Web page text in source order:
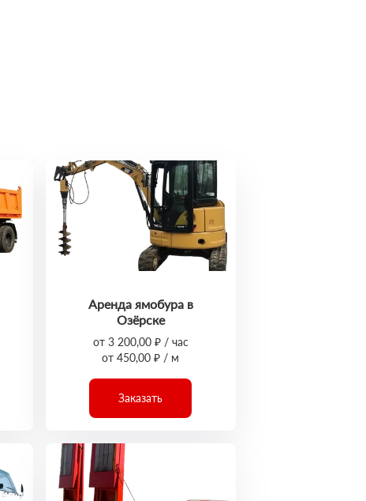
Аренда ямобура в
Озёрске
от 3 200,00 ₽ / час
от 450,00 ₽ / м
Заказать